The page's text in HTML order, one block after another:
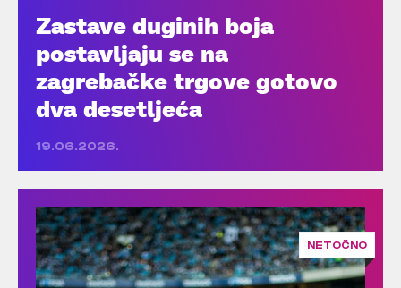
Zastave duginih boja
postavljaju se na
zagrebačke trgove gotovo
dva desetljeća
19.06.2026.
NETOČNO